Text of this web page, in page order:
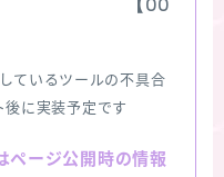
【002】
ているツールの不具合
に実装予定です
ページ公開時の情報